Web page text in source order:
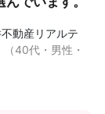
動産リアルテ
（40代・男性・